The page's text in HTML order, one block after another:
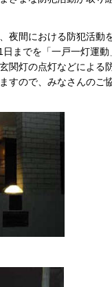
夜間における防犯活動
までを「一戸一灯運動
関灯の点灯などによる
すので、みなさんのご